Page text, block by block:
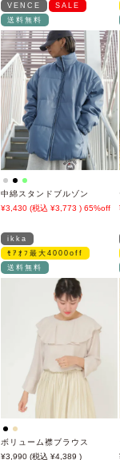
VENCE
SALE
送料無料
中綿スタンドブルゾン
3,430
3,773 65%off
ikka
ﾓｱｵﾌ最大4000off
送料無料
ボリューム襟ブラウス
3,990
4,389